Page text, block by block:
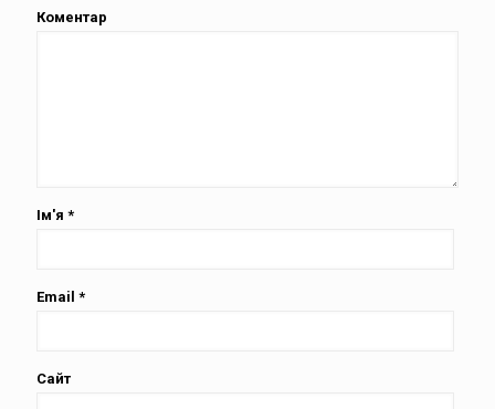
Коментар
Ім'я *
Email *
Сайт